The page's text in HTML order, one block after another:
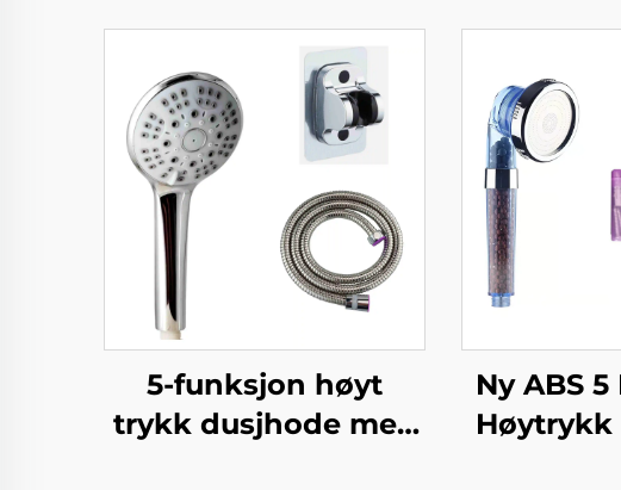
5-funksjon høyt
trykk dusjhode med
Ny ABS
Høytrykk